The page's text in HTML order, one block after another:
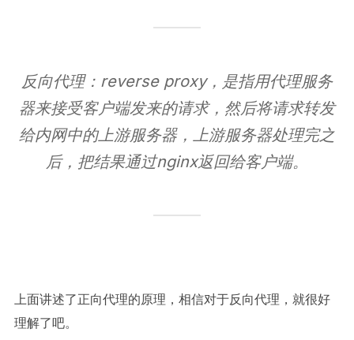
反向代理：reverse proxy，是指用代理服务
器来接受客户端发来的请求，然后将请求转发
给内网中的上游服务器，上游服务器处理完之
后，把结果通过nginx返回给客户端。
上面讲述了正向代理的原理，相信对于反向代理，就很好
理解了吧。